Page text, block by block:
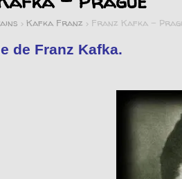
> Kafka Franz > Franz Kafka –
de Franz Kafka.